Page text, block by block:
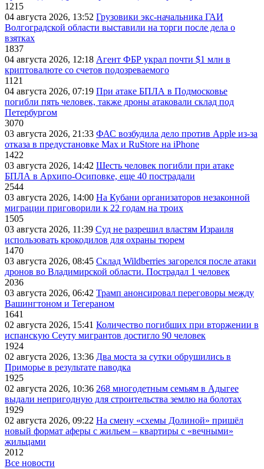
1215
04 августа 2026, 13:52 Грузовики экс-начальника ГАИ
Волгоградской области выставили на торги после дела о
взятках
1837
04 августа 2026, 12:18 Агент ФБР украл почти $1 млн в
криптовалюте со счетов подозреваемого
1121
04 августа 2026, 07:19 При атаке БПЛА в Подмосковье
погибли пять человек, также дроны атаковали склад под
Петербургом
3070
03 августа 2026, 21:33 ФАС возбудила дело против Apple из-за
отказа в предустановке Max и RuStore на iPhone
1422
03 августа 2026, 14:42 Шесть человек погибли при атаке
БПЛА в Архипо-Осиповке, еще 40 пострадали
2544
03 августа 2026, 14:00 На Кубани организаторов незаконной
миграции приговорили к 22 годам на троих
1505
03 августа 2026, 11:39 Суд не разрешил властям Израиля
использовать крокодилов для охраны тюрем
1470
03 августа 2026, 08:45 Склад Wildberries загорелся после атаки
дронов во Владимирской области. Пострадал 1 человек
2036
03 августа 2026, 06:42 Трамп анонсировал переговоры между
Вашингтоном и Тегераном
1641
02 августа 2026, 15:41 Количество погибших при вторжении в
испанскую Сеуту мигрантов достигло 90 человек
1924
02 августа 2026, 13:36 Два моста за сутки обрушились в
Приморье в результате паводка
1925
02 августа 2026, 10:36 268 многодетным семьям в Адыгее
выдали непригодную для строительства землю на болотах
1929
02 августа 2026, 09:22 На смену «схемы Долиной» пришёл
новый формат аферы с жильем – квартиры с «вечными»
жильцами
2012
Все новости